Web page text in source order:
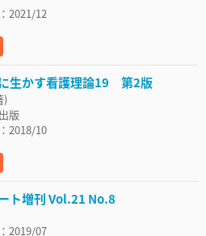
2021/12
生かす看護理論19 第2版
)
版
2018/10
ト増刊 Vol.21 No.8
2019/07